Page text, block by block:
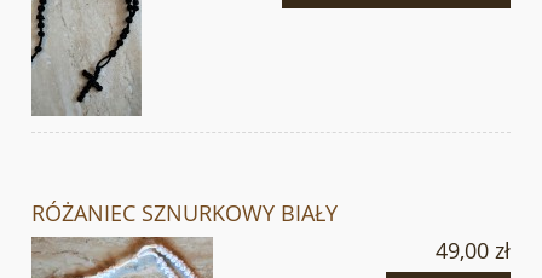
RÓŻANIEC SZNURKOWY BIAŁY
49,00 zł